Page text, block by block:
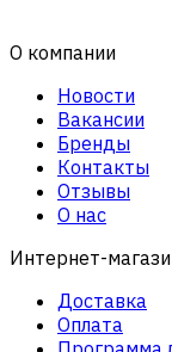
О компании
Новости
Вакансии
Бренды
Контакты
Отзывы
О нас
Интернет-
Доставка
Оплата